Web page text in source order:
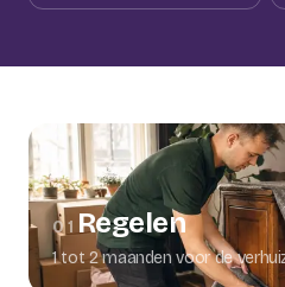
01 Regelen
1 tot 2 maanden voor de